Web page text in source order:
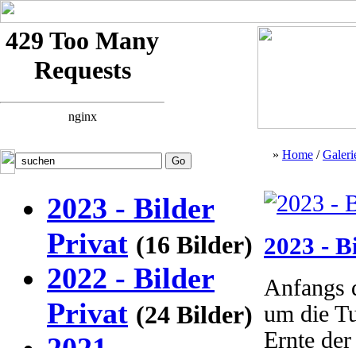
» Home /
2023 - Bilder
Privat (16 Bilder)
2022 - Bilder
Privat (24 Bilder)
2023 -
Anfangs
um die
Ernte